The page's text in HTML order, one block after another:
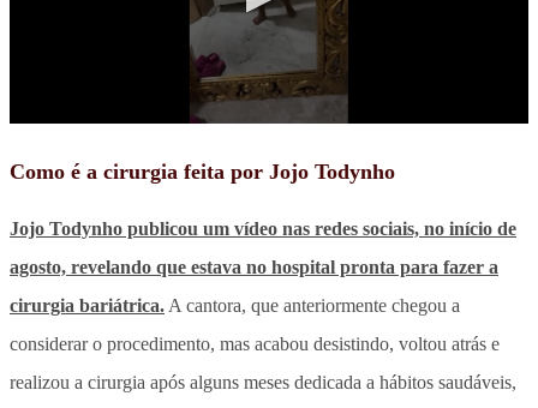
Como é a cirurgia feita por Jojo Todynho
Jojo Todynho publicou um vídeo nas redes sociais, no início de
agosto, revelando que estava no hospital pronta para fazer a
cirurgia bariátrica. A cantora, que anteriormente chegou a
considerar o procedimento, mas acabou desistindo, voltou atrás e
realizou a cirurgia após alguns meses dedicada a hábitos saudáveis,